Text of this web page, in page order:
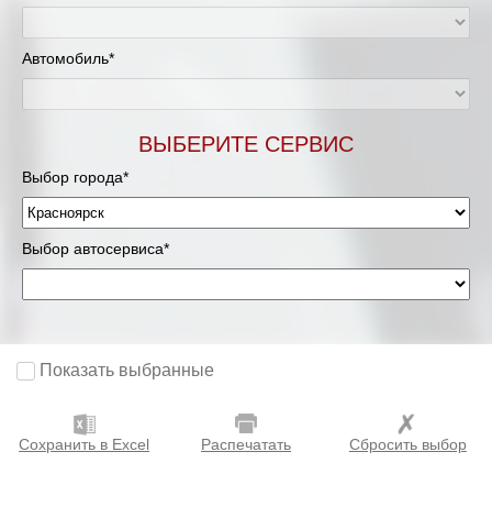
Автомобиль*
ВЫБЕРИТЕ СЕРВИС
Выбор города*
Выбор автосервиса*
Показать выбранные
Сохранить в Excel Распечатать Сбросить выбор